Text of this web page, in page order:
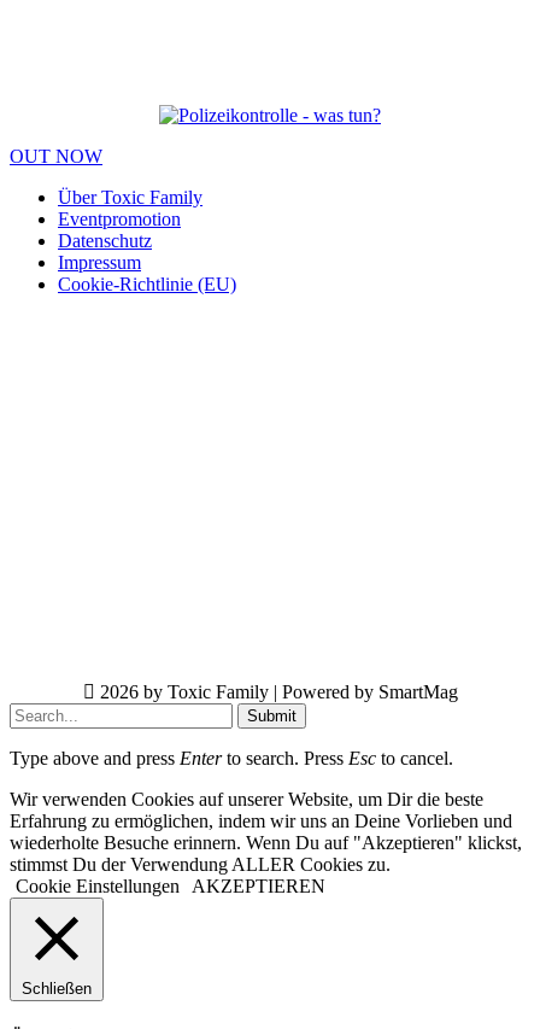
OUT NOW
Über Toxic Family
Eventpromotion
Datenschutz
Impressum
Cookie-Richtlinie (EU)
2026 by Toxic Family | Powered by SmartMag
Submit
Type above and press Enterto search. Press Esc to cancel.
Wir verwenden Cookies auf unserer Website, um Dir die beste
Erfahrung zu ermöglichen, indem wir uns an Deine Vorlieben und
wiederholte Besuche erinnern. Wenn Du auf "Akzeptieren" klickst,
stimmst Du der Verwendung ALLER Cookies zu.
Cookie Einstellungen
AKZEPTIEREN
Schließen